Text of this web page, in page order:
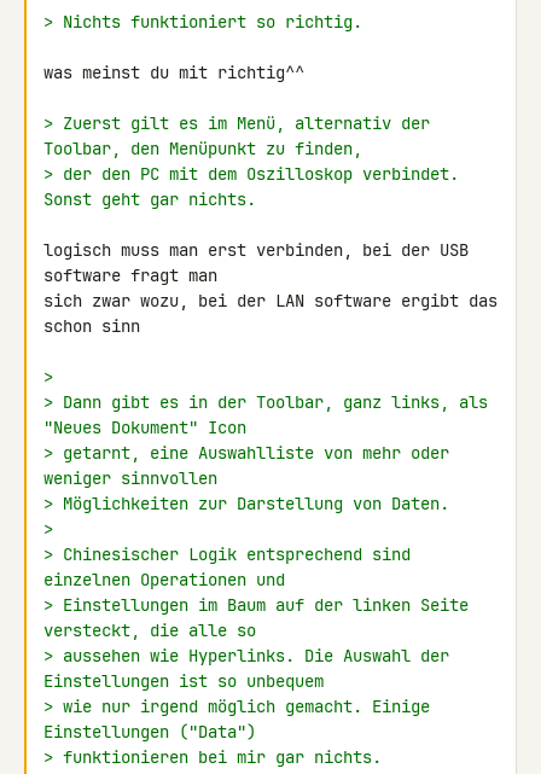
> Nichts funktioniert so richtig.
was meinst du mit richtig^^
> Zuerst gilt es im Menü, alternativ der
Toolbar, den Menüpunkt zu finden,
> der den PC mit dem Oszilloskop verbindet.
Sonst geht gar nichts.
logisch muss man erst verbinden, bei der USB
software fragt man
sich zwar wozu, bei der LAN software ergibt das
schon sinn
>
> Dann gibt es in der Toolbar, ganz links, als
"Neues Dokument" Icon
> getarnt, eine Auswahlliste von mehr oder
weniger sinnvollen
> Möglichkeiten zur Darstellung von Daten.
>
> Chinesischer Logik entsprechend sind
einzelnen Operationen und
> Einstellungen im Baum auf der linken Seite
versteckt, die alle so
> aussehen wie Hyperlinks. Die Auswahl der
Einstellungen ist so unbequem
> wie nur irgend möglich gemacht. Einige
Einstellungen ("Data")
> funktionieren bei mir gar nichts.